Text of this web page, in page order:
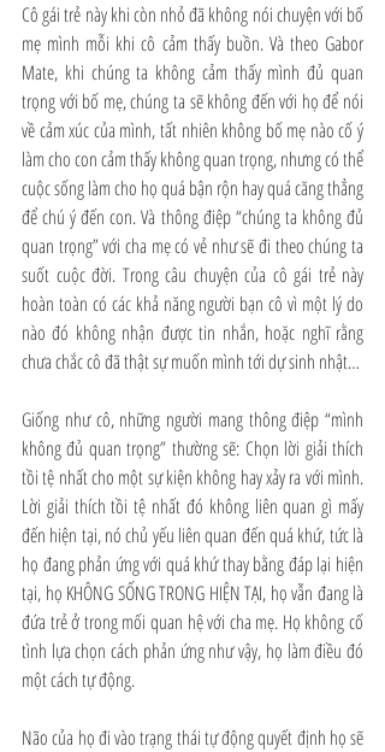
Cô gái trẻ này khi còn nhỏ đã không nói chuyện với bố
mẹ mình mỗi khi cô cảm thấy buồn. Và theo Gabor
Mate, khi chúng ta không cảm thấy mình đủ quan
trọng với bố mẹ, chúng ta sẽ không đến với họ để nói
về cảm xúc của mình, tất nhiên không bố mẹ nào cố ý
làm cho con cảm thấy không quan trọng, nhưng có thể
cuộc sống làm cho họ quá bận rộn hay quá căng thẳng
để chú ý đến con. Và thông điệp “chúng ta không đủ
quan trọng” với cha mẹ có vẻ như sẽ đi theo chúng ta
suốt cuộc đời. Trong câu chuyện của cô gái trẻ này
hoàn toàn có các khả năng người bạn cô vì một lý do
nào đó không nhận được tin nhắn, hoặc nghĩ rằng
chưa chắc cô đã thật sự muốn mình tới dự sinh nhật…
Giống như cô, những người mang thông điệp “mình
không đủ quan trọng” thường sẽ: Chọn lời giải thích
tồi tệ nhất cho một sự kiện không hay xảy ra với mình.
Lời giải thích tồi tệ nhất đó không liên quan gì mấy
đến hiện tại, nó chủ yếu liên quan đến quá khứ, tức là
họ đang phản ứng với quá khứ thay bằng đáp lại hiện
tại, họ KHÔNG SỐNG TRONG HIỆN TẠI, họ vẫn đang là
đứa trẻ ở trong mối quan hệ với cha mẹ. Họ không cố
tình lựa chọn cách phản ứng như vậy, họ làm điều đó
một cách tự động.
Não của họ đi vào trạng thái tự động quyết định họ sẽ